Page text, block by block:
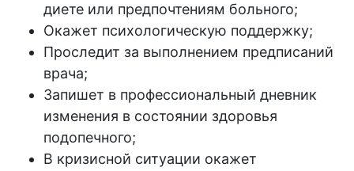
диете или предпочтениям больного;
Окажет психологическую поддержку;
Проследит за выполнением предписаний
врача;
Запишет в профессиональный дневник
изменения в состоянии здоровья
подопечного;
В кризисной ситуации окажет